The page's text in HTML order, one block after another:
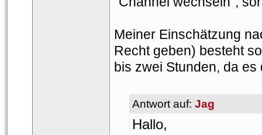
Meiner Einschätzung
Recht geben) besteht
bis zwei Stunden, da
Antwort auf: Jag
Hallo,